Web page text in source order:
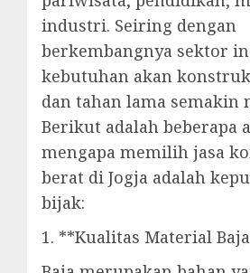
industri. Seiring dengan
berkembangnya sektor
kebutuhan akan
dan tahan lama semakin
Berikut adalah beberapa
mengapa memilih jasa
berat di Jogja adalah
bijak:
1. **Kualitas Material